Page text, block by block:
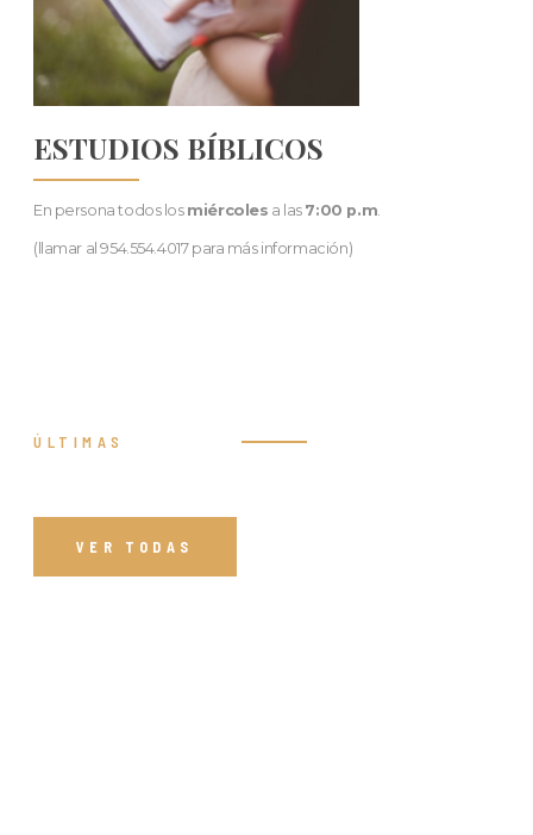
ESTUDIOS BÍBLICOS
En persona todos los miércoles a las 7:00 p.m.
(llamar al 954.554.4017 para más información)
ÚLTIMAS
VER TODAS